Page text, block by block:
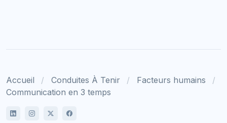
Accueil Conduites À Tenir
Facteurs humains
Communication en 3 temps